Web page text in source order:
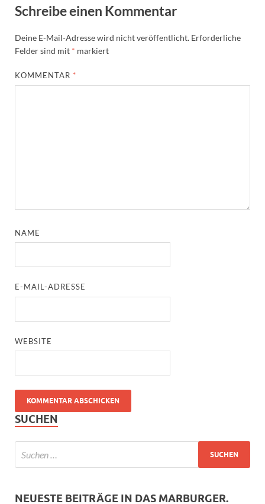
Schreibe einen Kommentar
Deine E-Mail-Adresse wird nicht veröffentlicht. Erforderliche
Felder sind mit * markiert
KOMMENTAR *
NAME
E-MAIL-ADRESSE
WEBSITE
SUCHEN
NEUESTE BEITRÄGE IN DAS MARBURGER.